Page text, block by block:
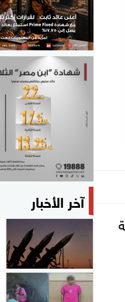
آخر الأخبار